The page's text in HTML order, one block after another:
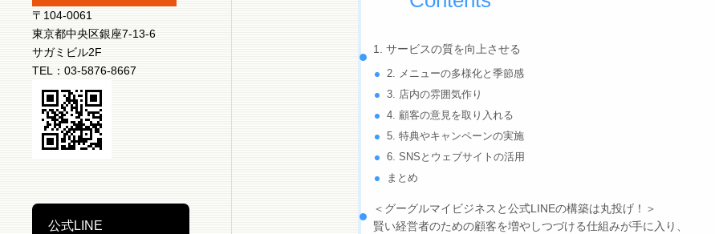
1. サービスの質を向上させる
2. メニューの多様化と季節感
3. 店内の雰囲気作り
4. 顧客の意見を取り入れる
5. 特典やキャンペーンの実施
6. SNSとウェブサイトの活用
まとめ
＜グーグルマイビジネスと公式LINEの構築は丸投げ！＞
賢い経営者のための顧客を増やしつづける仕組みが手に入り、
〒104-0061
東京都中央区銀座7-13-6
サガミビル2F
TEL：03-5876-8667
公式LINE